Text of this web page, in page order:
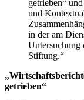
getrieben“
und
in der am
Untersuchung
Stiftung.“
getrieben“